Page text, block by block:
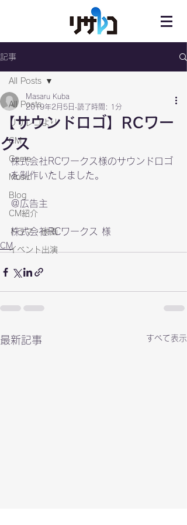
記事
All Posts
リサレコより
CM
Game
Music
Blog
CM紹介
ドラマ・映画
イベント出演
All Posts
【サウンドロゴ】RCワー
クス
Masaru Kuba
2019年2月5日 読了時間: 1分
株式会社RCワークス様のサウンドロゴ
＠広告主
株式会社RCワークス 様
CM
最新記事 すべて表示